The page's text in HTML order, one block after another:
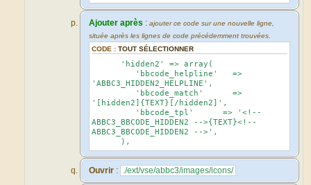
Ajouter après :ajouter ce code sur une nouvelle ligne,
située après les lignes de code précédemment trouvées.
CODE :TOUT SÉLECTIONNER
'hidden2' => array(
'bbcode_helpline' =>
'ABBC3_HIDDEN2_HELPLINE',
'bbcode_match' =>
'[hidden2]{TEXT}[/hidden2]',
'bbcode_tpl' => '<!--
ABBC3_BBCODE_HIDDEN2 -->{TEXT}<!--
ABBC3_BBCODE_HIDDEN2 -->',
),
Ouvrir : ./ext/vse/abbc3/images/icons/